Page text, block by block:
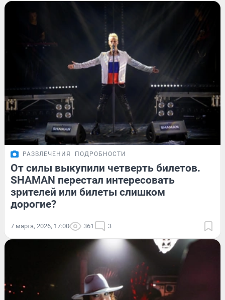
РАЗВЛЕЧЕНИЯ ПОДРОБНОСТИ
От силы выкупили четверть билетов.
SHAMAN перестал интересовать
зрителей или билеты слишком
дорогие?
7 марта, 2026, 17:00 361 3